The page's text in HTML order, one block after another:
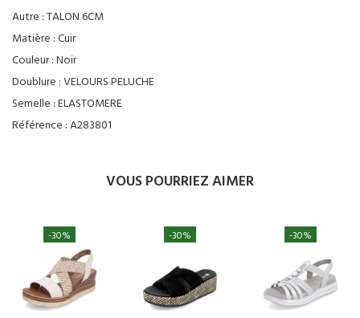
Autre :TALON 6CM
Matière :Cuir
Couleur :Noir
Doublure :VELOURS PELUCHE
Semelle :ELASTOMERE
Référence :A283801
VOUS POURRIEZ AIMER
-30% -30% -30%